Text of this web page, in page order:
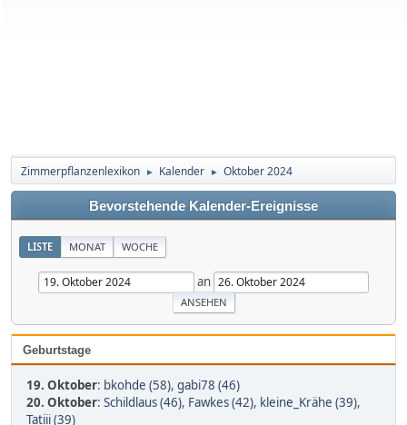
Zimmerpflanzenlexikon ► Kalender ► Oktober 2024
Bevorstehende Kalender-Ereignisse
LISTE MONAT WOCHE
an
Geburtstage
19. Oktober: bkohde (58), gabi78 (46)
20. Oktober: Schildlaus (46), Fawkes (42), kleine_Krähe (39),
Tatiii (39)